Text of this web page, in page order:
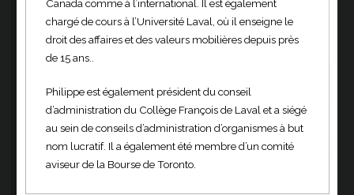
Canada comme à l’international. Il est également
chargé de cours à l’Université Laval, où il enseigne le
droit des affaires et des valeurs mobilières depuis près
de 15 ans..
Philippe est également président du conseil
d’administration du Collège François de Laval et a siégé
au sein de conseils d’administration d’organismes à but
nom lucratif. Il a également été membre d’un comité
aviseur de la Bourse de Toronto.